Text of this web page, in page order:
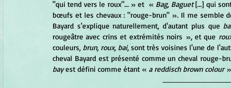
"qui tend vers le roux"... » et « Bag, Baguet [...] qui
bœufs et les chevaux : "rouge-brun" ». Il me semble
Bayard s'explique naturellement, d'autant plus que
rougeâtre avec crins et extrémités noirs », et que
couleurs, brun, roux, bai, sont très voisines l'une de
cheval Bayard est présenté comme un cheval rouge-
bay est défini comme étant « a reddisch brown colour